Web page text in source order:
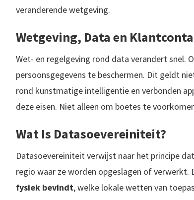
veranderende wetgeving.
Wetgeving, Data en
Wet- en regelgeving rond data verandert snel.
persoonsgegevens te beschermen. Dit geldt
rond kunstmatige intelligentie en verbonden
deze eisen. Niet alleen om boetes te
Wat Is Datasoevereiniteit?
Datasoevereiniteit verwijst naar het principe
regio waar ze worden opgeslagen of
fysiek bevindt, welke lokale wetten van